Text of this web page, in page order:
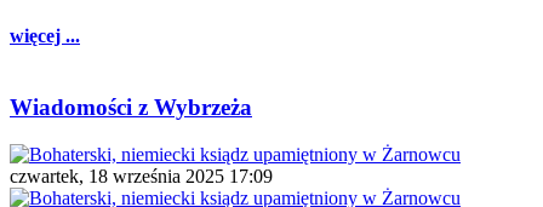
więcej ...
Wiadomości z Wybrzeża
czwartek, 18 września 2025 17:09